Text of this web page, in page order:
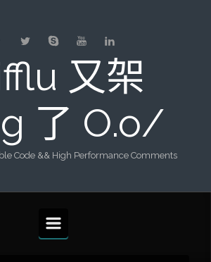
又架
了 O.o/
Code && High Performance Comments